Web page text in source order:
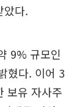
았다.
9% 규모인
혔다. 이어 3
보유 자사주